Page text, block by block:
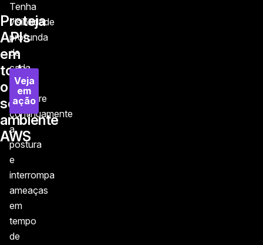
Proteja
APIs
em
todo
o
seu
ambiente
AWS
Tenha
visibilidade
profunda
de
cada
API,
monitore
continuamente
a
postura
e
interrompa
ameaças
em
tempo
de
Veja
em
ação